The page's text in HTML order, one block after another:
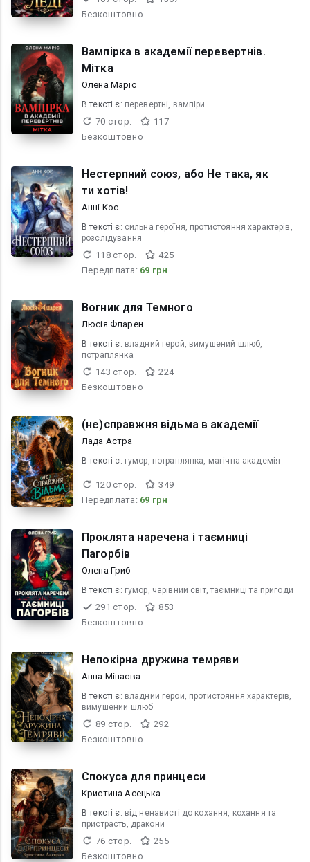
Безкоштовно
Вампірка в академії перевертнів.
Мітка
Олена Маріс
В текcті є: перевертні, вампіри
70 стор.
117
Безкоштовно
Нестерпний союз, або Не така, як
ти хотів!
Анні Кос
В текcті є: сильна героїня, протистояння характерів,
розслідування
118 стор.
425
Передплата: 69 грн
Вогник для Темного
Люсія Фларен
В текcті є: владний герой, вимушений шлюб,
потраплянка
143 стор.
224
Безкоштовно
(не)справжня відьма в академії
Лада Астра
В текcті є: гумор, потраплянка, магічна академія
120 стор.
349
Передплата: 69 грн
Проклята наречена і таємниці
Пагорбів
Олена Гриб
В текcті є: гумор, чарівний світ, таємниці та пригоди
291 стор.
853
Безкоштовно
Непокірна дружина темряви
Анна Мінаєва
В текcті є: владний герой, протистояння характерів,
вимушений шлюб
89 стор.
292
Безкоштовно
Спокуса для принцеси
Кристина Асецька
В текcті є: від ненависті до кохання, кохання та
пристрасть, дракони
76 стор.
255
Безкоштовно